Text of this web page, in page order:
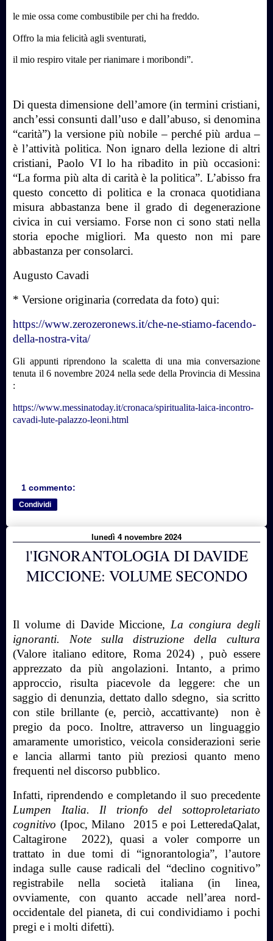
le mie ossa come combustibile per chi ha freddo.
Offro la mia felicità agli sventurati,
il mio respiro vitale per rianimare i moribondi”.
Di questa dimensione dell’amore (in termini cristiani,
anch’essi consunti dall’uso e dall’abuso, si denomina
“carità”) la versione più nobile – perché più ardua –
è l’attività politica. Non ignaro della lezione di altri
cristiani, Paolo VI lo ha ribadito in più occasioni:
“La forma più alta di carità è la politica”. L’abisso fra
questo concetto di politica e la cronaca quotidiana
misura abbastanza bene il grado di degenerazione
civica in cui versiamo. Forse non ci sono stati nella
storia epoche migliori. Ma questo non mi pare
abbastanza per consolarci.
Augusto Cavadi
* Versione originaria (corredata da foto) qui:
https://www.zerozeronews.it/che-ne-stiamo-facendo-
della-nostra-vita/
Gli appunti riprendono la scaletta di una mia conversazione
tenuta il 6 novembre 2024 nella sede della Provincia di Messina
:
https://www.messinatoday.it/cronaca/spiritualita-laica-incontro-
cavadi-lute-palazzo-leoni.html
1 commento:
Condividi
lunedì 4 novembre 2024
l'IGNORANTOLOGIA DI DAVIDE
MICCIONE: VOLUME SECONDO
Il volume di Davide Miccione, La congiura degli
ignoranti. Note sulla distruzione della cultura
(Valore italiano editore, Roma 2024) , può essere
apprezzato da più angolazioni. Intanto, a primo
approccio, risulta piacevole da leggere: che un
saggio di denunzia, dettato dallo sdegno,
sia scritto
con stile brillante (e, perciò, accattivante)
non è
pregio da poco. Inoltre, attraverso un linguaggio
amaramente umoristico, veicola considerazioni serie
e lancia allarmi tanto più preziosi quanto meno
frequenti nel discorso pubblico.
Infatti, riprendendo e completando il suo precedente
Lumpen Italia. Il trionfo del sottoproletariato
cognitivo (Ipoc, Milano
2015 e poi LetteredaQalat,
Caltagirone
2022), quasi a voler comporre un
trattato in due tomi di “ignorantologia”, l’autore
indaga sulle cause radicali del “declino cognitivo”
registrabile nella società italiana (in linea,
ovviamente, con quanto accade nell’area nord-
occidentale del pianeta, di cui condividiamo i pochi
pregi e i molti difetti).